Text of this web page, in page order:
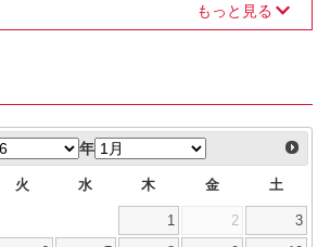
もっと見る
年
火 水 木 金 土
1 2 3